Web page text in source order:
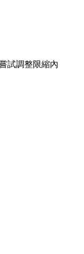
試調整限縮內